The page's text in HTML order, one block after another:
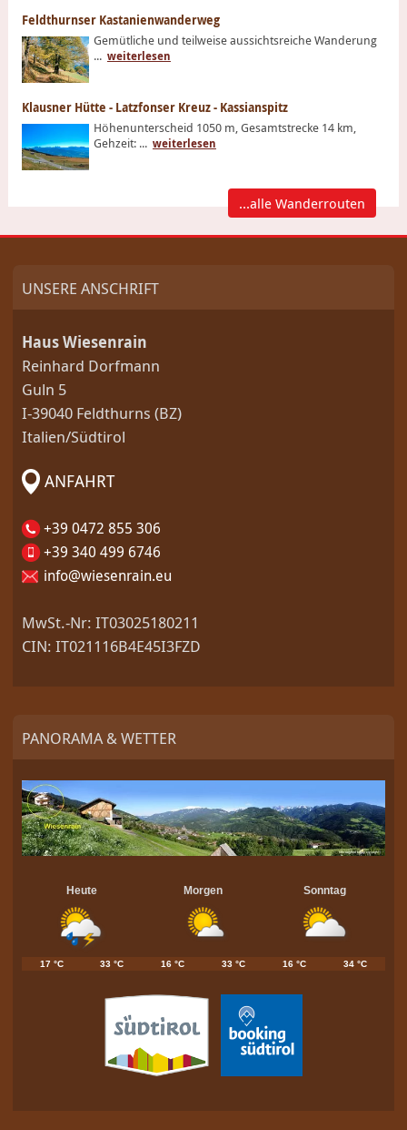
Feldthurnser Kastanienwanderweg
Gemütliche und teilweise aussichtsreiche Wanderung
... weiterlesen
Klausner Hütte - Latzfonser Kreuz - Kassianspitz
Höhenunterscheid 1050 m, Gesamtstrecke 14 km,
Gehzeit: ... weiterlesen
...alle Wanderrouten
UNSERE ANSCHRIFT
Haus Wiesenrain
Reinhard Dorfmann
Guln 5
I-39040 Feldthurns (BZ)
Italien/Südtirol
ANFAHRT
+39 0472 855 306
+39 340 499 6746
info@wiesenrain.eu
MwSt.-Nr: IT03025180211
CIN: IT021116B4E45I3FZD
PANORAMA & WETTER
Heute Morgen Sonntag
17 °C 33 °C 16 °C 33 °C 16 °C 34 °C